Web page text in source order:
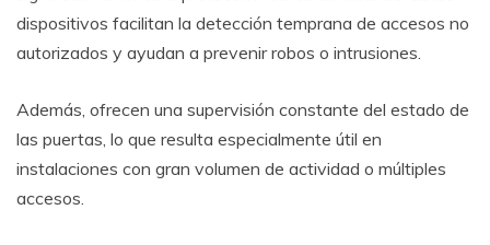
dispositivos facilitan la detección temprana de accesos no
autorizados y ayudan a prevenir robos o intrusiones.
Además, ofrecen una supervisión constante del estado de
las puertas, lo que resulta especialmente útil en
instalaciones con gran volumen de actividad o múltiples
accesos.